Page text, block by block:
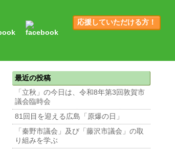
応援していただける方！
最近の投稿
「立秋」の今日は、令和8年第3回敦賀市
議会臨時会
81回目を迎える広島「原爆の日」
「秦野市議会」及び「藤沢市議会」の取
り組みを学ぶ